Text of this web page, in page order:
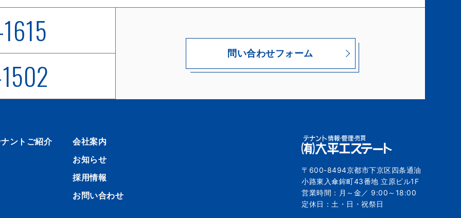
問い合わせフォーム
ントご紹介
会社案内
お知らせ
採用情報
お問い合わせ
〒600-8494京都市下京区四条通油
小路東入傘鉾町43番地 立原ビル1F
営業時間：月～金／ 9:00～18:00
定休日：土・日・祝祭日